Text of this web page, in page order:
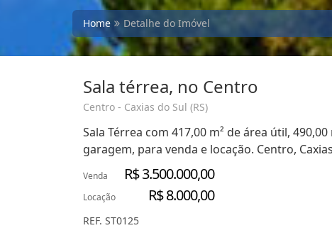
Home Detalhe do Imóvel
Sala térrea, no Centro
Centro - Caxias do Sul (RS)
Sala Térrea com 417,00 m² de área útil,
garagem, para venda e locação. Centro,
Venda R$ 3.500.000,00
Locação R$ 8.000,00
REF. ST0125